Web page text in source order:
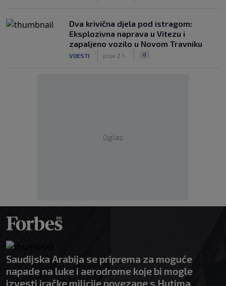
Dva krivična djela pod istragom:
Eksplozivna naprava u Vitezu i
zapaljeno vozilo u Novom Travniku
VIJESTI prije 2 h 0
Oglas
Saudijska Arabija se priprema za moguće
napade na luke i aerodrome koje bi mogle
izvesti iračke milicije povezane s Hutima